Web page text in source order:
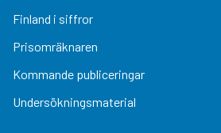
Finland i siffror
Prisomräknaren
Kommande publiceringar
Undersökningsmaterial